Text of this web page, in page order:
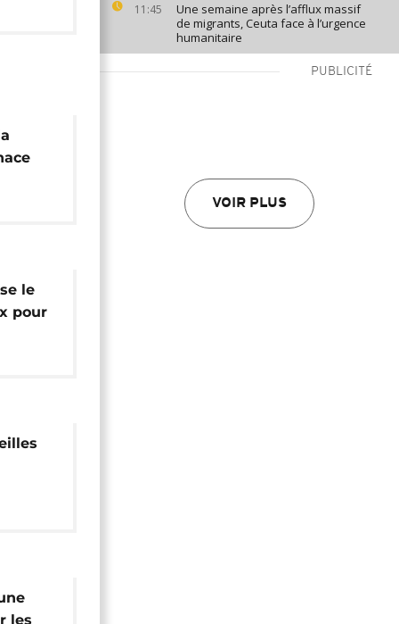
11:45
Une semaine après l’afflux massif
de migrants, Ceuta face à l’urgence
humanitaire
PUBLICITÉ
VOIR PLUS
le
pour
les